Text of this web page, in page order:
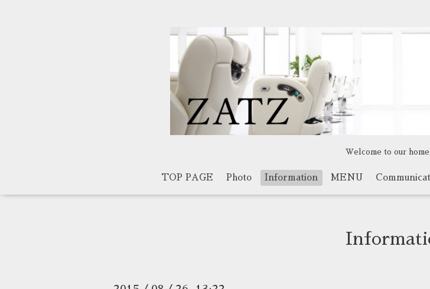
Welcome to our
TOP PAGE Photo Information MENU